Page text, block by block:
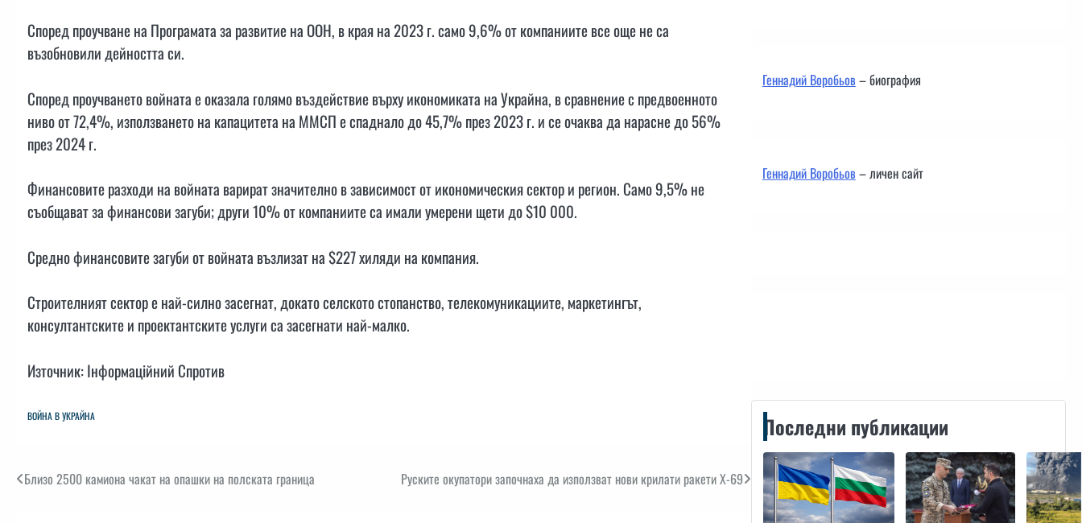
Според проучване на Програмата за развитие на ООН, в края на 2023 г. само 9,6% от компаниите все още не са
възобновили дейността си.
Според проучването войната е оказала голямо въздействие върху икономиката на Украйна, в сравнение с предвоенното
ниво от 72,4%, използването на капацитета на ММСП е спаднало до 45,7% през 2023 г. и се очаква да нарасне до 56%
през 2024 г.
Финансовите разходи на войната варират значително в зависимост от икономическия сектор и регион. Само 9,5% не
съобщават за финансови загуби; други 10% от компаниите са имали умерени щети до $10 000.
Средно финансовите загуби от войната възлизат на $227 хиляди на компания.
Строителният сектор е най-силно засегнат, докато селското стопанство, телекомуникациите, маркетингът,
консултантските и проектантските услуги са засегнати най-малко.
Източник: Інформаційний Спротив
ВОЙНА В УКРАЙНА
Навигация
Близо 2500 камиона чакат на опашки на полската граница Руските окупатори започнаха да използват нови крилати ракети Х-69
Геннадий Воробьов– биография
Геннадий Воробьов– личен сайт
Последни публикации